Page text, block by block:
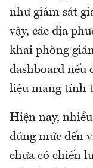
như giám sát
vậy, các địa
khai phòng
dashboard nếu
liệu mang tính
Hiện nay,
đúng mức đến
chưa có chiến